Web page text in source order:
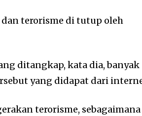
terorisme di tutup oleh
ditangkap, kata dia, banyak
yang didapat dari
terorisme, sebagaimana